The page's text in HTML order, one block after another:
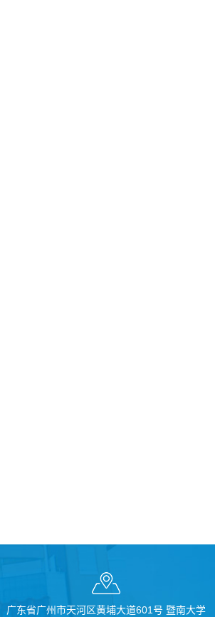
广东省广州市天河区黄埔大道601号 暨南大学